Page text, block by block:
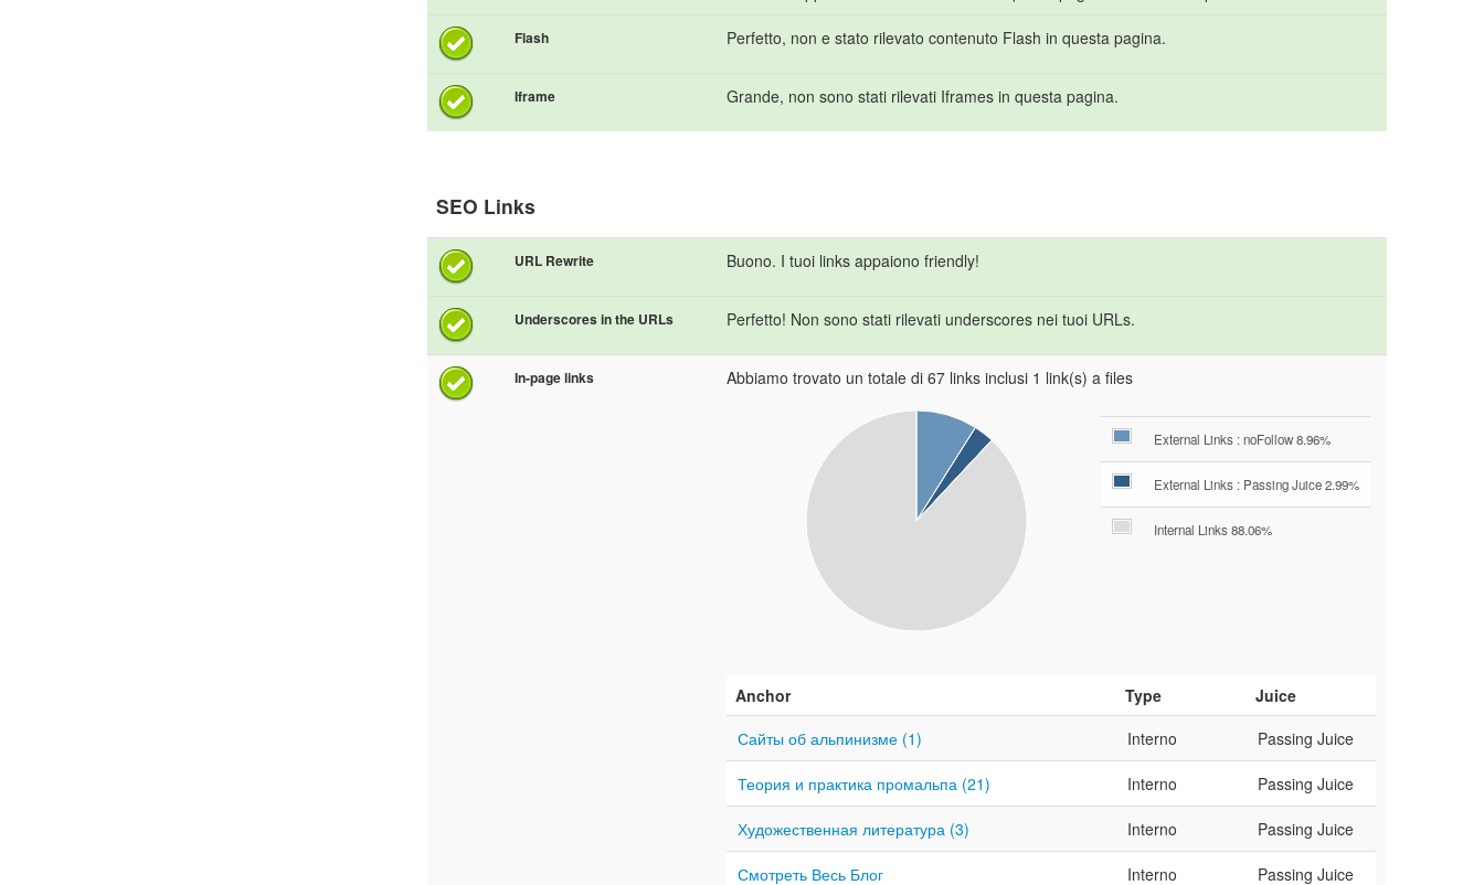
Flash Perfetto, non e stato rilevato contenuto Flash in questa pagina.
Iframe Grande, non sono stati rilevati Iframes in questa pagina.
SEO Links
URL Rewrite Buono. I tuoi links appaiono friendly!
Underscores in the URLs Perfetto! Non sono stati rilevati underscores nei tuoi URLs.
In-page links Abbiamo trovato un totale di 67 links inclusi 1 link(s) a files
External Links : noFollow 8.96%
External Links : Passing Juice 2.99%
Internal Links 88.06%
Anchor Type
Juice
Сайты об альпинизме (1)
Interno Passing Juice
Теория и практика промальпа (21) Interno Passing Juice
Художественная литература (3) Interno Passing Juice
Смотреть Весь Блог Interno Passing Juice